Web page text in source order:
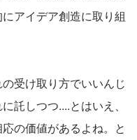
アイデア創造に取り組
受け取り方でいいんじ
託しつつ....とはいえ、
の価値があるよね。と